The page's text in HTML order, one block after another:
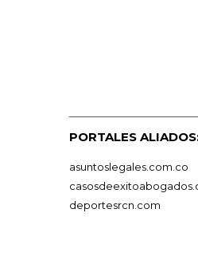
PORTALES
asuntoslegales.com.co
deportesrcn.com